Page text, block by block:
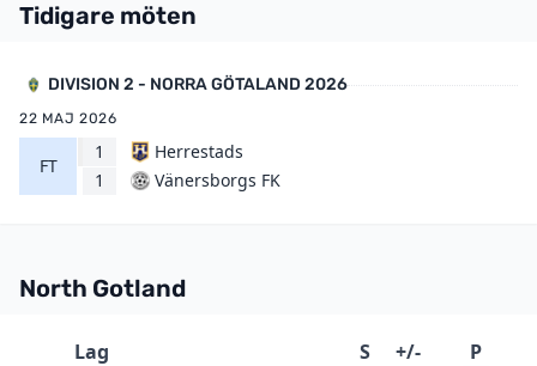
Tidigare möten
DIVISION 2 - NORRA GÖTALAND 2026
22 MAJ 2026
FT
1
1
Herrestads
Vänersborgs FK
North Gotland
Lag S +/-
P